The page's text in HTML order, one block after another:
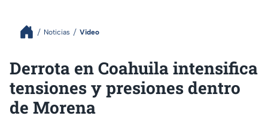
Noticias Video
Derrota en Coahuila intensifica
tensiones y presiones dentro
de Morena